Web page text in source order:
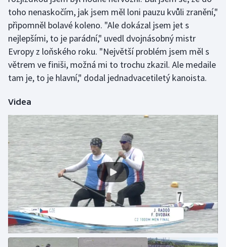
Motorsport
Olympijské hry
Parasport
Plavání
Plážový volejbal
Ragby
Rychlobruslení
Rychlostní kanoistika
Short track
Sportovní střelba
toho nenaskočím, jak jsem měl loni pauzu kvůli zranění,"
připomněl bolavé koleno. "Ale dokázal jsem jet s
nejlepšími, to je parádní," uvedl dvojnásobný mistr
Evropy z loňského roku. "Největší problém jsem měl s
větrem ve finiši, možná mi to trochu zkazil. Ale medaile
tam je, to je hlavní," dodal jednadvacetiletý kanoista.
Videa